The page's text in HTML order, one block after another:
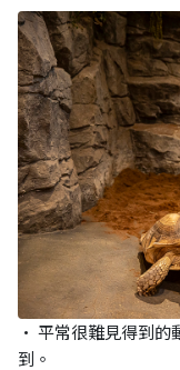
• 平常很難見得到的
到。